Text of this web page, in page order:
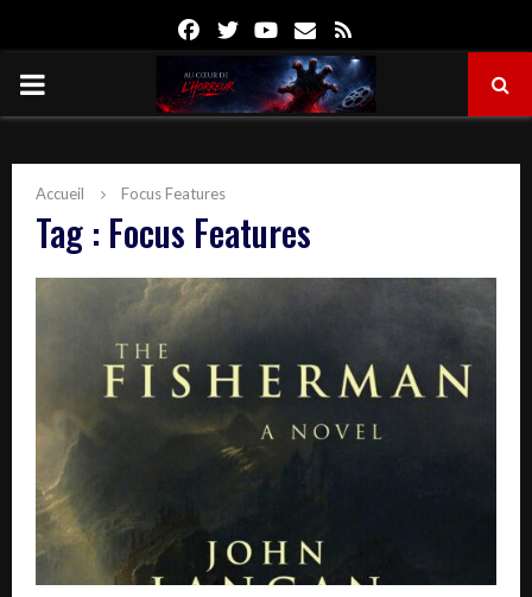
FacebookTwitterYoutube
Email
PRIMARY
Accueil Focus Features
Tag : Focus Features